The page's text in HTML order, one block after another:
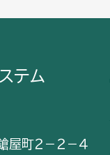
テム
町２－２－４